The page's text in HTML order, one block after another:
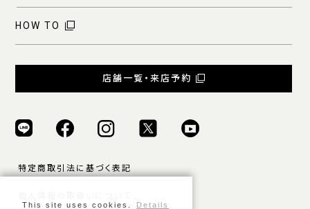
HOW TO
店舗一覧・来店予約
特定商取引法に基づく表記
This site uses cookies. Details